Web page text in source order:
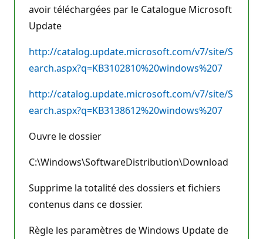
avoir téléchargées par le Catalogue Microsoft
Update
http://catalog.update.microsoft.com/v7/site/S
earch.aspx?q=KB3102810%20windows%207
http://catalog.update.microsoft.com/v7/site/S
earch.aspx?q=KB3138612%20windows%207
Ouvre le dossier
C:\Windows\SoftwareDistribution\Download
Supprime la totalité des dossiers et fichiers
contenus dans ce dossier.
Règle les paramètres de Windows Update de